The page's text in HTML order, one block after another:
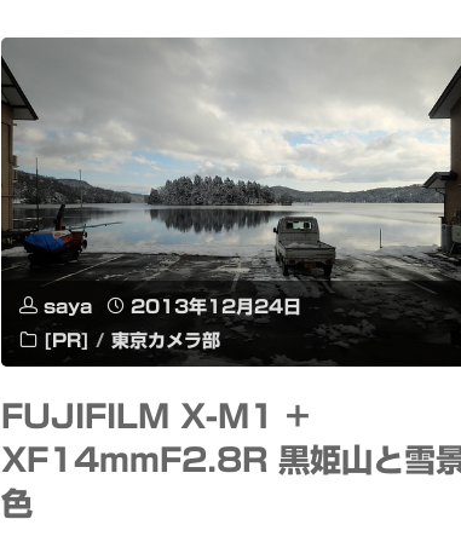
実
の
リ
ス
マ
ス"
saya
2013年12月24日
[PR]
/ 東京カメラ部
FUJIFILM X-M1 +
XF14mmF2.8R 黒姫山と雪
色